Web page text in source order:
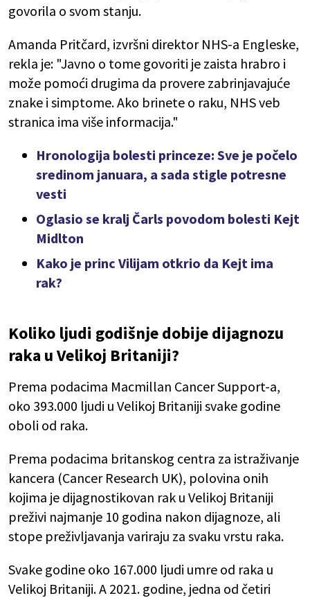
govorila o svom stanju.
Amanda Pritčard, izvršni direktor NHS-a Engleske,
rekla je: "Javno o tome govoriti je zaista hrabro i
može pomoći drugima da provere zabrinjavajuće
znake i simptome. Ako brinete o raku, NHS veb
stranica ima više informacija."
Hronologija bolesti princeze: Sve je počelo
sredinom januara, a sada stigle potresne
vesti
Oglasio se kralj Čarls povodom bolesti Kejt
Midlton
Kako je princ Vilijam otkrio da Kejt ima
rak?
Koliko ljudi godišnje dobije dijagnozu
raka u Velikoj Britaniji?
Prema podacima Macmillan Cancer Support-a,
oko 393.000 ljudi u Velikoj Britaniji svake godine
oboli od raka.
Prema podacima britanskog centra za istraživanje
kancera (Cancer Research UK), polovina onih
kojima je dijagnostikovan rak u Velikoj Britaniji
preživi najmanje 10 godina nakon dijagnoze, ali
stope preživljavanja variraju za svaku vrstu raka.
Svake godine oko 167.000 ljudi umre od raka u
Velikoj Britaniji. A 2021. godine, jedna od četiri